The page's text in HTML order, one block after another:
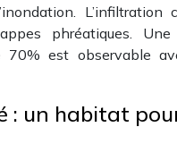
L’infiltration
phréatiques.
70% est observable
: un habitat